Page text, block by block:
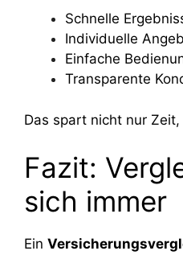
Schnelle
Individuelle
Einfache
Transparente
Das spart nicht nur
Fazit:
sich immer
Ein